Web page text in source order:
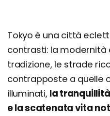
Tokyo è una città
contrasti: la modernità
tradizione, le strade
contrapposte a quelle
illuminati, la
e la scatenata vita